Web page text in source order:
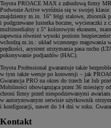
Toyota PROACE MAX z zabudową firmy
Podwozie Active wyróżnia się w swojej
znajdziemy m.in. 16" felgi stalowe, zbiornik
i podgrzewane lusterka boczne, wycieraczki
multimedialny z 5" kolorowym ekranem,
zapewnia również wysoki poziom
wchodzą m.in.: układ wczesnego reagowania
prędkości, asystent utrzymania pasa ruchu
pokonywanie podjazdów (HAC).
Toyota Professional gwarantuje także
w tym także wersje po konwersji – jak
Gwarancja PRO na okres do trzech lat lub
Mobilności obowiązująca przez 36 miesięcy
chroni firmy przed niespodziewanymi
w autoryzowanym serwisie użytkownik
i konfiguracji, nawet do 14 dni w roku.
Kontakt